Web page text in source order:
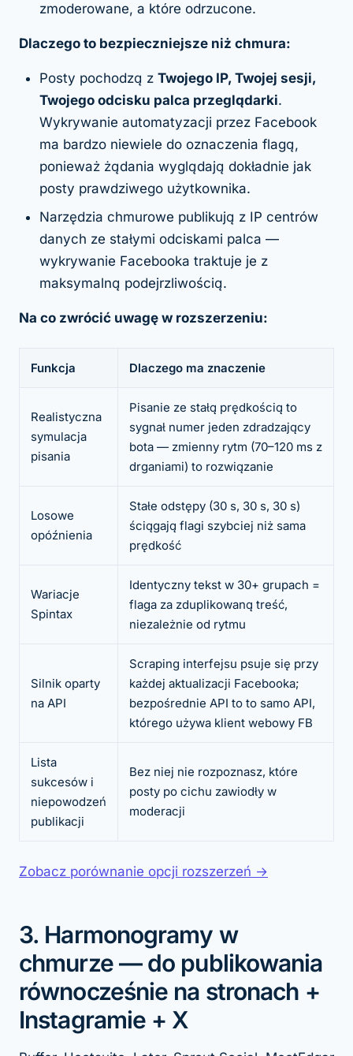
zmoderowane, a które odrzucone.
Dlaczego to bezpieczniejsze niż chmura:
Posty pochodzą z Twojego IP, Twojej sesji,
Twojego odcisku palca przeglądarki.
Wykrywanie automatyzacji przez Facebook
ma bardzo niewiele do oznaczenia flagą,
ponieważ żądania wyglądają dokładnie jak
posty prawdziwego użytkownika.
Narzędzia chmurowe publikują z IP centrów
danych ze stałymi odciskami palca —
wykrywanie Facebooka traktuje je z
maksymalną podejrzliwością.
Na co zwrócić uwagę w rozszerzeniu:
Funkcja Dlaczego ma znaczenie
Realistyczna
symulacja
pisania
Pisanie ze stałą prędkością to
sygnał numer jeden zdradzający
bota — zmienny rytm (70–120 ms z
drganiami) to rozwiązanie
Losowe
opóźnienia
Stałe odstępy (30 s, 30 s, 30 s)
ściągają flagi szybciej niż sama
prędkość
Wariacje
Spintax
Identyczny tekst w 30+ grupach =
flaga za zduplikowaną treść,
niezależnie od rytmu
Silnik oparty
na API
Scraping interfejsu psuje się przy
każdej aktualizacji Facebooka;
bezpośrednie API to to samo API,
którego używa klient webowy FB
Lista
sukcesów i
niepowodzeń
publikacji
Bez niej nie rozpoznasz, które
posty po cichu zawiodły w
moderacji
Zobacz porównanie opcji rozszerzeń →
3. Harmonogramy w
chmurze — do publikowania
równocześnie na stronach +
Instagramie + X